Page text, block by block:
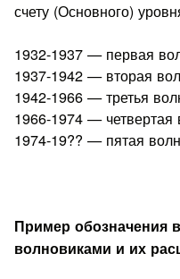
счету (Основного)
1932-1937 — первая
1937-1942 — вторая
1942-1966 — третья
1966-1974 — четвертая
1974-19?? — пятая
Пример обозначения
волновиками и их